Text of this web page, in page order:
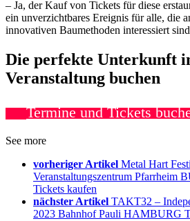
– Ja, der Kauf von Tickets für diese
ein unverzichtbares Ereignis für alle, die
innovativen Baumethoden interessiert
Die perfekte Unterkunft
Veranstaltung buchen
Termine und Tickets
See more
vorheriger Artikel Metal Hart
Veranstaltungszentrum Pfarrheim
Tickets kaufen
nächster Artikel TAKT32 –
2023 Bahnhof Pauli HAMBURG